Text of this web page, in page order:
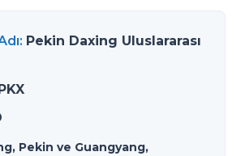
: Pekin Daxing Uluslararası
Pekin ve Guangyang,